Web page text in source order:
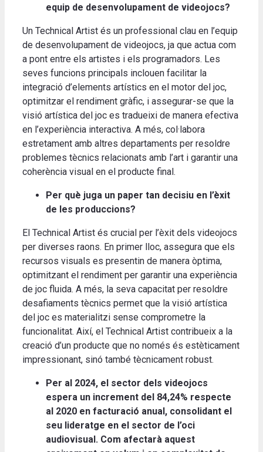
equip de desenvolupament de videojocs?
Un Technical Artist és un professional clau en l’equip
de desenvolupament de videojocs, ja que actua com
a pont entre els artistes i els programadors. Les
seves funcions principals inclouen facilitar la
integració d’elements artístics en el motor del joc,
optimitzar el rendiment gràfic, i assegurar-se que la
visió artística del joc es tradueixi de manera efectiva
en l’experiència interactiva. A més, col·labora
estretament amb altres departaments per resoldre
problemes tècnics relacionats amb l’art i garantir una
coherència visual en el producte final.
Per què juga un paper tan decisiu en l’èxit
de les produccions?
El Technical Artist és crucial per l’èxit dels videojocs
per diverses raons. En primer lloc, assegura que els
recursos visuals es presentin de manera òptima,
optimitzant el rendiment per garantir una experiència
de joc fluida. A més, la seva capacitat per resoldre
desafiaments tècnics permet que la visió artística
del joc es materialitzi sense comprometre la
funcionalitat. Així, el Technical Artist contribueix a la
creació d’un producte que no només és estèticament
impressionant, sinó també tècnicament robust.
Per al 2024, el sector dels videojocs
espera un increment del 84,24% respecte
al 2020 en facturació anual, consolidant el
seu lideratge en el sector de l’oci
audiovisual. Com afectarà aquest